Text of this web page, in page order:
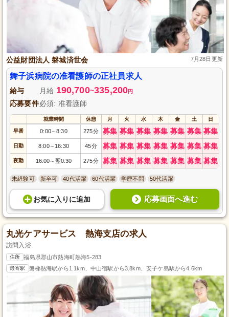
公益財団法人 磐城済世会 7月28日更新
舞子浜病院の准看護師の正社員求人
給与 月給 190,700~335,200円
応募要件必須: 准看護師
就業時間 休憩 月 火 水 木 金 土 日
早番 0:00～8:30 275分 募集 募集 募集 募集 募集 募集 募集
日勤 8:00～ 16:30 45分 募集 募集 募集 募集 募集 募集 募集
夜勤 16:00～ 翌0:30 275分 募集 募集 募集 募集 募集 募集 募集
未経験可 新卒可 40代活躍 60代活躍 学歴不問 50代活躍
お気に入り に追加 応募画面へ進む
丸光ケアサービス 熱海支店の求人
訪問入浴
住所 福島県郡山市熱海町熱海5-283
最寄駅 磐梯熱海駅から1.1km、中山宿駅から3.8km、安子ケ島駅から4.6km